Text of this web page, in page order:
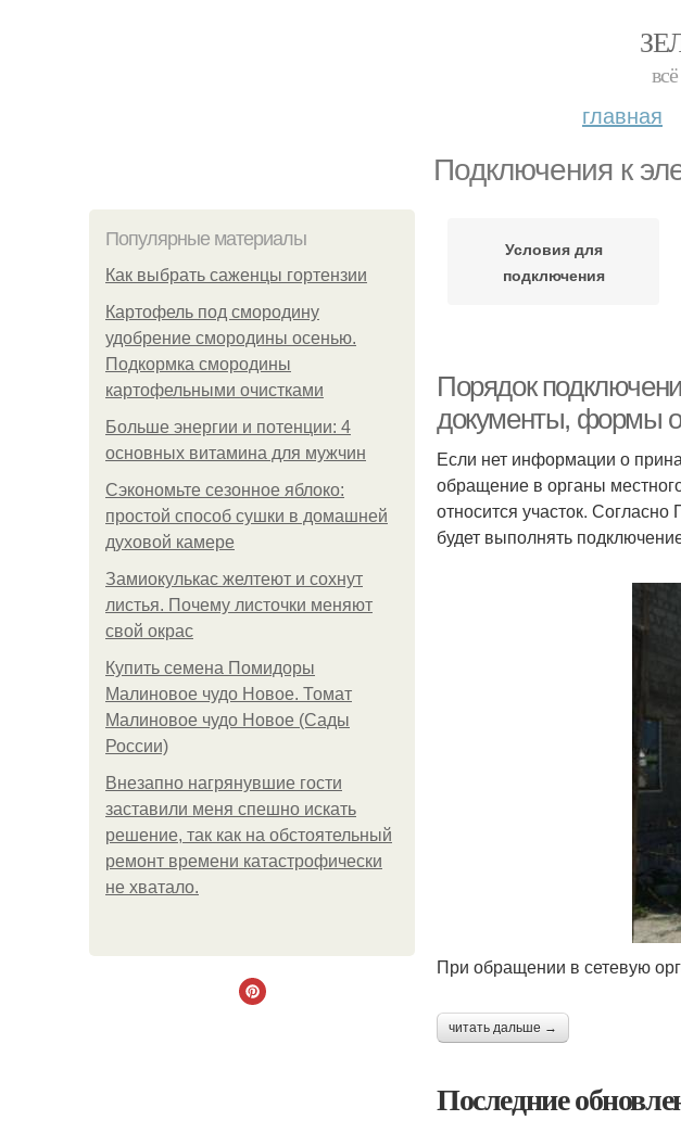
главная
Подключения к
Популярные материалы
Как выбрать саженцы гортензии
Картофель под смородину
удобрение смородины осенью.
Подкормка смородины
картофельными очистками
Больше энергии и потенции: 4
основных витамина для мужчин
Сэкономьте сезонное яблоко:
простой способ сушки в домашней
духовой камере
Замиокулькас желтеют и сохнут
листья. Почему листочки меняют
свой окрас
Купить семена Помидоры
Малиновое чудо Новое. Томат
Малиновое чудо Новое (Сады
России)
Внезапно нагрянувшие гости
заставили меня спешно искать
решение, так как на обстоятельный
ремонт времени катастрофически
не хватало.
Условия для
подключения
Порядок
документы, формы
Если нет информации о
обращение в органы
относится участок.
будет выполнять
При обращении в сетевую
читать дальше →
Последние